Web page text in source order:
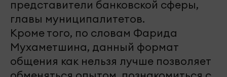
представители банковской сферы,
главы муниципалитетов.
Кроме того, по словам Фарида
Мухаметшина, данный формат
общения как нельзя лучше позволяет